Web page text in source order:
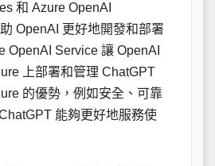
和 Azure OpenAI
OpenAI 更好地開發和部署
OpenAI Service 讓 OpenAI
上部署和管理 ChatGPT
的優勢，例如安全、可靠
能夠更好地服務使